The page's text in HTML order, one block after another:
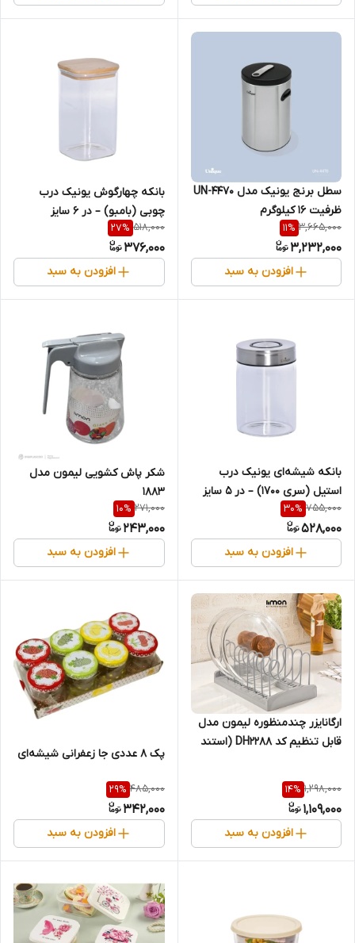
سطل برنج یونیک مدل UN-4470
ظرفیت ۱۶ کیلوگرم
3,665,000
11%
3,232,000
افزودن به سبد
بانکه چهارگوش یونیک درب
چوبی (بامبو) – در ۶ سایز
518,000
27%
376,000
افزودن به سبد
بانکه شیشه‌ای یونیک درب
استیل (سری ۱۷۰۰) – در ۵ سایز
مختلف
755,000
30%
528,000
افزودن به سبد
شکر پاش کشویی لیمون مدل
1883
271,000
10%
243,000
افزودن به سبد
ارگانایزر چندمنظوره لیمون مدل
قابل تنظیم کد DH2288 (استند
1,298,000
14%
1,109,000
افزودن به سبد
پک ۸ عددی جا زعفرانی شیشه‌ای
485,000
29%
342,000
افزودن به سبد